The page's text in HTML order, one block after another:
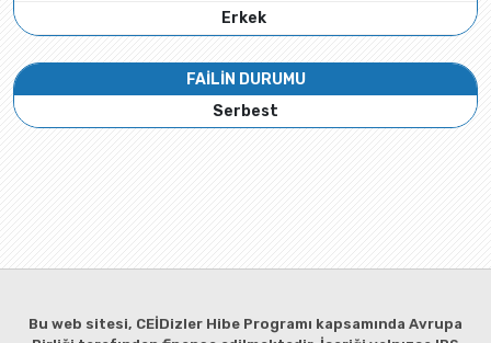
Erkek
FAİLİN DURUMU
Serbest
Bu web sitesi, CEİDizler Hibe Programı kapsamında Avrupa